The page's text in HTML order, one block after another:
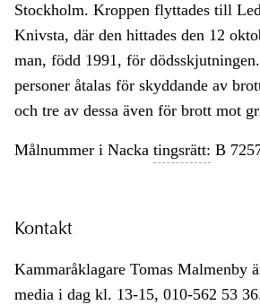
Stockholm. Kroppen flyttades till
Knivsta, där den hittades den 12
man, född 1991, för
personer åtalas för skyddande av
och tre av dessa även för brott mot
Målnummer i Nacka tingsrätt: B
Kontakt
Kammaråklagare Tomas Malmenby
media i dag kl. 13-15, 010-562 53